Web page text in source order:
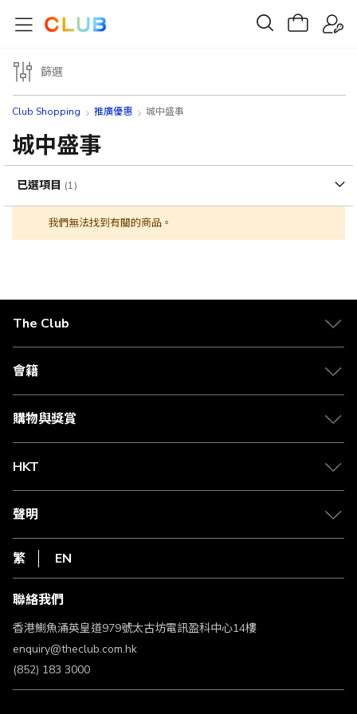
Club Shopping 推廣優惠 城中盛事
城中盛事
我們無法找到有關的商品。
篩選
已選項目
The Club
關於 The Club
合作夥伴
媒體中心
會籍
會籍及專屬禮遇
賺取積分
購物與獎賞
物流與配送
Club Shopping 商品領取站
常見問題
HKT
csl.
1010
HKT
聲明
私隱聲明
使用條款
條款及細則
不歧視及不騷擾聲明
認可牌照及通告
繁 EN
聯絡我們
香港鰂魚涌英皇道979號太古坊電訊盈科中心14樓
enquiry@theclub.com.hk
(852) 183 3000